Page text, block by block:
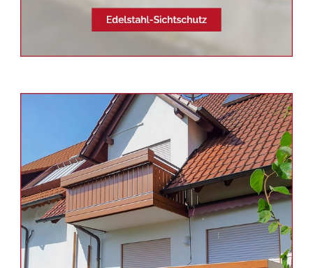
Siehe auch
Balkonsanierung
Berglen -
Schmid & Jakobs:
✓Edelstahl Terrassendach,
Balkongeländer, Aluminium
Geländerbau, Sichtschutz